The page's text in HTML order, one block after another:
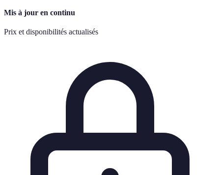
Mis à jour en continu
Prix et disponibilités actualisés